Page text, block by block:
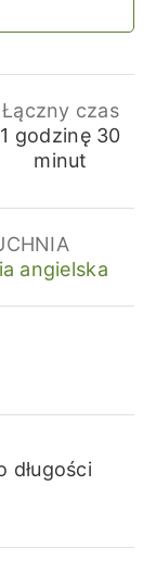
Łączny czas
1 godzina
godzinę 30
minut
angielska
długości